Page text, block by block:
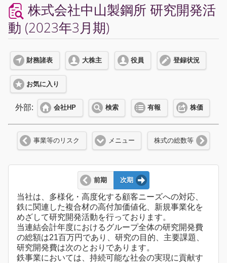
株式会社中山製鋼所 研究開発活
動 (2023年3月期)
財務諸表 大株主 役員 登録状況
お気に入り
外部: 会社HP 検索 有報 株価
事業等のリスク メニュー 株式の総数等
前期 次期
当社は、多様化・高度化する顧客ニーズへの対応、
鉄に関連した複合材の高付加価値化、新規事業化を
めざして研究開発活動を行っております。
当連結会計年度におけるグループ全体の研究開発費
の総額は21百万円であり、研究の目的、主要課題、
研究開発費は次のとおりであります。
鉄事業においては、持続可能な社会の実現に貢献す